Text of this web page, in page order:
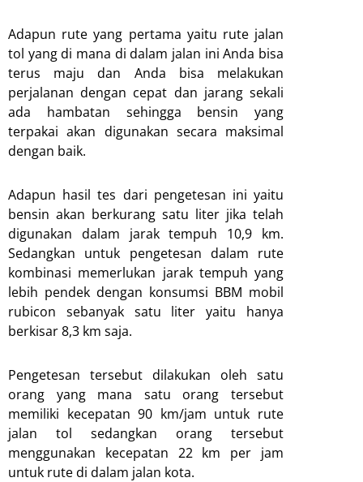
Adapun rute yang pertama yaitu rute jalan
tol yang di mana di dalam jalan ini Anda bisa
terus maju dan Anda bisa melakukan
perjalanan dengan cepat dan jarang sekali
ada hambatan sehingga bensin yang
terpakai akan digunakan secara maksimal
dengan baik.
Adapun hasil tes dari pengetesan ini yaitu
bensin akan berkurang satu liter jika telah
digunakan dalam jarak tempuh 10,9 km.
Sedangkan untuk pengetesan dalam rute
kombinasi memerlukan jarak tempuh yang
lebih pendek dengan konsumsi BBM mobil
rubicon sebanyak satu liter yaitu hanya
berkisar 8,3 km saja.
Pengetesan tersebut dilakukan oleh satu
orang yang mana satu orang tersebut
memiliki kecepatan 90 km/jam untuk rute
jalan tol sedangkan orang tersebut
menggunakan kecepatan 22 km per jam
untuk rute di dalam jalan kota.